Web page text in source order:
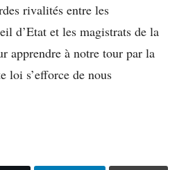
rivalités entre les
d’Etat et les magistrats de la
apprendre à notre tour par la
loi s’efforce de nous